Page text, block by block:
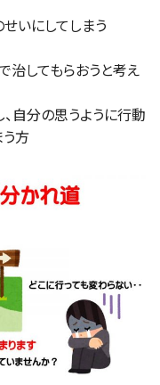
方
いにしてしまう
治してもらおうと考え
自分の思うように行動
う方